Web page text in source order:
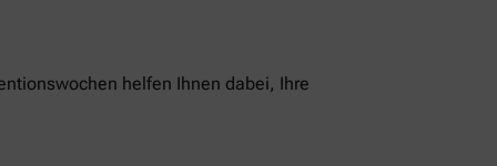
helfen Ihnen dabei, Ihre